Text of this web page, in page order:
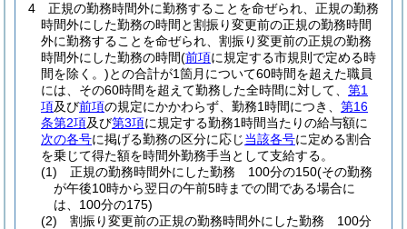
4
正規の勤務時間外に勤務することを命ぜられ、正規の勤務
時間外にした勤務の時間と割振り変更前の正規の勤務時間
外に勤務することを命ぜられ、割振り変更前の正規の勤務
時間外にした勤務の時間(前項に規定する市規則で定める時
間を除く。)との合計が1箇月について60時間を超えた職員
には、その60時間を超えて勤務した全時間に対して、 第1
項及び前項の規定にかかわらず、勤務1時間につき、 第16
条第2項及び第3項に規定する勤務1時間当たりの給与額に
次の各号に掲げる勤務の区分に応じ当該各号に定める割合
を乗じて得た額を時間外勤務手当として支給する。
(1)
正規の勤務時間外にした勤務 100分の150(その勤務
が午後10時から翌日の午前5時までの間である場合に
は、100分の175)
(2)
割振り変更前の正規の勤務時間外にした勤務 100分